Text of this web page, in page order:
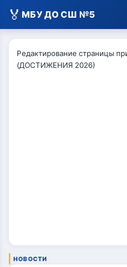
🏅 МБУ ДО СШ №5
Редактирование страницы
(ДОСТИЖЕНИЯ 2026)
НОВОСТИ